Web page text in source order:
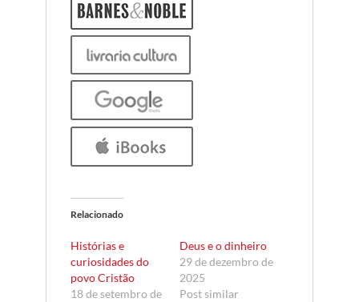
Relacionado
Histórias e
curiosidades do
povo Cristão
18 de setembro de
Deus e o dinheiro
29 de dezembro de
2025
Post similar